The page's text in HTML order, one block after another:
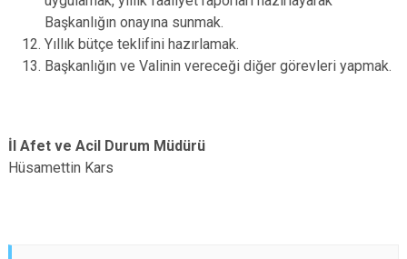
Başkanlığın onayına sunmak.
Yıllık bütçe teklifini hazırlamak.
Başkanlığın ve Valinin vereceği diğer görevleri yapmak.
İl Afet ve Acil Durum Müdürü
Hüsamettin Kars